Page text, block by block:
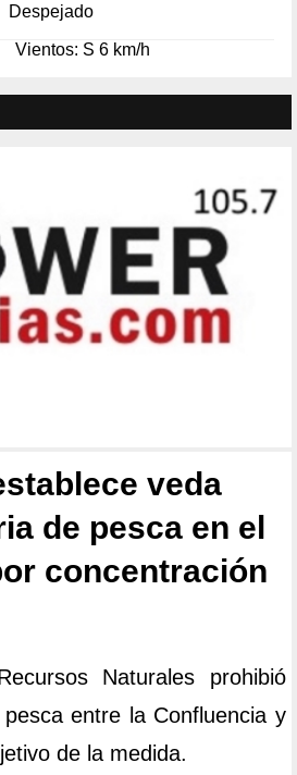
Despejado
Vientos: S 6 km/h
veda
de pesca en el
concentración
Naturales prohibió
entre la Confluencia y
de la medida.